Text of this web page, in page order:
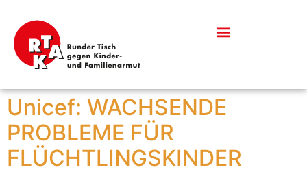
Unicef: WACHSENDE
PROBLEME FÜR
FLÜCHTLINGSKINDER